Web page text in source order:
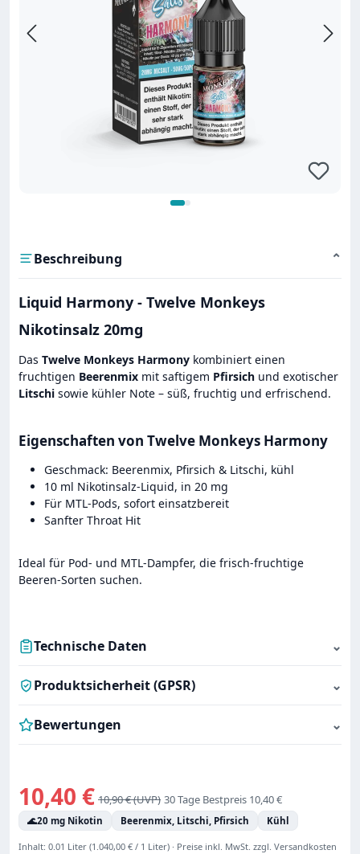
Beschreibung ⌄
Liquid Harmony - Twelve Monkeys
Nikotinsalz 20mg
Das Twelve Monkeys Harmony kombiniert einen
fruchtigen Beerenmix mit saftigem Pfirsich und exotischer
Litschi sowie kühler Note – süß, fruchtig und erfrischend.
Eigenschaften von Twelve Monkeys Harmony
Geschmack: Beerenmix, Pfirsich & Litschi, kühl
10 ml Nikotinsalz-Liquid, in 20 mg
Für MTL-Pods, sofort einsatzbereit
Sanfter Throat Hit
Ideal für Pod- und MTL-Dampfer, die frisch-fruchtige
Beeren-Sorten suchen.
Technische Daten ⌄
Produktsicherheit (GPSR) ⌄
Bewertungen ⌄
Verkaufspreis:
10,40 € Regulärer Preis:
10,90 € 30 Tage Bestpreis 10,40 €
🌊20 mg Nikotin Beerenmix, Litschi, Pfirsich Kühl
Inhalt: 0.01 Liter (1.040,00 € / 1 Liter) · Preise inkl. MwSt. zzgl. Versandkosten